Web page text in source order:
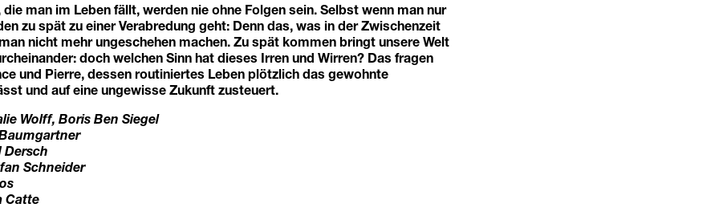
man im Leben fällt, werden nie ohne Folgen sein. Selbst wenn man nur
zu spät zu einer Verabredung geht: Denn das, was in der Zwischenzeit
nicht mehr ungeschehen machen. Zu spät kommen bringt unsere Welt
doch welchen Sinn hat dieses Irren und Wirren? Das fragen
und Pierre, dessen routiniertes Leben plötzlich das gewohnte
und auf eine ungewisse Zukunft zusteuert.
Wolff, Boris Ben Siegel
Dersch
Schneider
Catte